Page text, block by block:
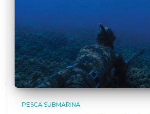
PESCA SUBMARINA